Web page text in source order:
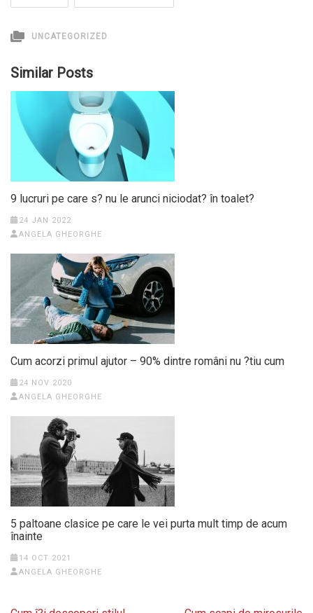
UNCATEGORIZED
Similar Posts
9 lucruri pe care s? nu le arunci niciodat? în toalet?
24 JAN 2022
ANGELA GHEORGHE
Cum acorzi primul ajutor – 90% dintre români nu ?tiu cum
24 NOV 2020
ANGELA GHEORGHE
5 paltoane clasice pe care le vei purta mult timp de acum
înainte
14 OCT 2021
ANGELA GHEORGHE